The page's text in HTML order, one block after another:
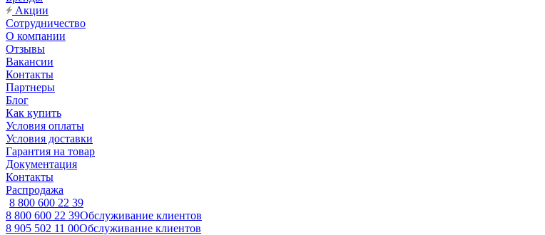
Акции
Сотрудничество
О компании
Отзывы
Вакансии
Контакты
Партнеры
Блог
Как купить
Условия оплаты
Условия доставки
Гарантия на товар
Документация
Контакты
Распродажа
8 800 600 22 39
8 800 600 22 39Обслуживание клиентов
8 905 502 11 00Обслуживание клиентов